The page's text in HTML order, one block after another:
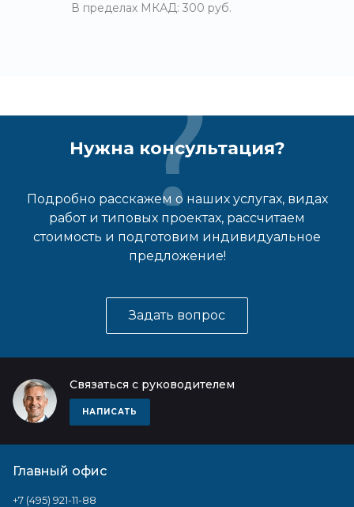
В пределах МКАД: 300 руб.
Нужна консультация?
Подробно расскажем о наших услугах, видах
работ и типовых проектах, рассчитаем
стоимость и подготовим индивидуальное
предложение!
Задать вопрос
Связаться с руководителем
НАПИСАТЬ
Главный офис
+7 (495) 921-11-88